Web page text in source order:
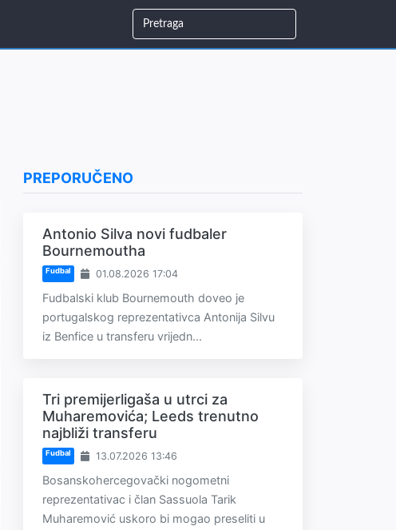
PREPORUČENO
Antonio Silva novi fudbaler
Bournemoutha
Fudbal 01.08.2026 17:04
Fudbalski klub Bournemouth doveo je
portugalskog reprezentativca Antonija Silvu
iz Benfice u transferu vrijedn...
Tri premijerligaša u utrci za
Muharemovića; Leeds trenutno
najbliži transferu
Fudbal 13.07.2026 13:46
Bosanskohercegovački nogometni
reprezentativac i član Sassuola Tarik
Muharemović uskoro bi mogao preseliti u